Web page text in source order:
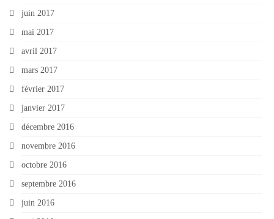
juin 2017
mai 2017
avril 2017
mars 2017
février 2017
janvier 2017
décembre 2016
novembre 2016
octobre 2016
septembre 2016
juin 2016